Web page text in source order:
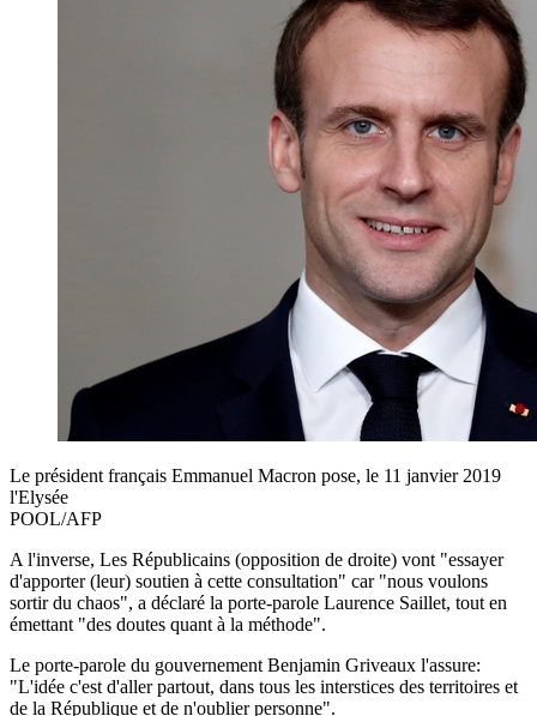
Le président français Emmanuel Macron pose, le 11 janvier 2019
l'Elysée
POOL/AFP
A l'inverse, Les Républicains (opposition de droite) vont "essayer
d'apporter (leur) soutien à cette consultation" car "nous voulons
sortir du chaos", a déclaré la porte-parole Laurence Saillet, tout en
émettant "des doutes quant à la méthode".
Le porte-parole du gouvernement Benjamin Griveaux l'assure:
"L'idée c'est d'aller partout, dans tous les interstices des territoires et
de la République et de n'oublier personne".